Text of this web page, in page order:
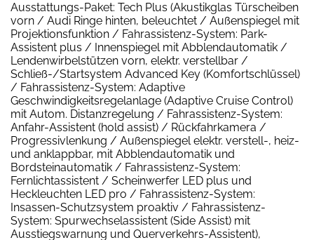
Ausstattungs-Paket: Tech Plus (Akustikglas Türscheiben
vorn / Audi Ringe hinten, beleuchtet / Außenspiegel mit
Projektionsfunktion / Fahrassistenz-System: Park-
Assistent plus / Innenspiegel mit Abblendautomatik /
Lendenwirbelstützen vorn, elektr. verstellbar /
Schließ-/Startsystem Advanced Key (Komfortschlüssel)
/ Fahrassistenz-System: Adaptive
Geschwindigkeitsregelanlage (Adaptive Cruise Control)
mit Autom. Distanzregelung / Fahrassistenz-System:
Anfahr-Assistent (hold assist) / Rückfahrkamera /
Progressivlenkung / Außenspiegel elektr. verstell-, heiz-
und anklappbar, mit Abblendautomatik und
Bordsteinautomatik / Fahrassistenz-System:
Fernlichtassistent / Scheinwerfer LED plus und
Heckleuchten LED pro / Fahrassistenz-System:
Insassen-Schutzsystem proaktiv / Fahrassistenz-
System: Spurwechselassistent (Side Assist) mit
Ausstiegswarnung und Querverkehrs-Assistent),